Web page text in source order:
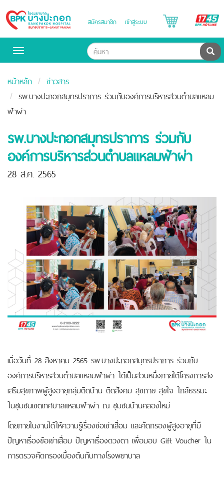
Bangpakok
Hospital
สมัครสมาชิก เข้าสู่ระบบ
Toggle
ค้น
หน้าหลัก
ข่าวสาร
รพ.บางปะกอกสมุทรปราการ ร่วมกับองค์การบริหารส่วนตำบลแหลม
ฟ้าผ่า
รพ.บางปะกอกสมุทรปราการ ร่วมกับ
องค์การบริหารส่วนตำบลแหลมฟ้าผ่า
28 ส.ค. 2565
เมื่อวันที่ 28 สิงหาคม 2565 รพ.บางปะกอกสมุทรปราการ ร่วมกับ
องค์การบริหารส่วนตำบลแหลมฟ้าผ่า ได้เป็นส่วนหนึ่งภายใต้โครงการส่ง
เสริมสุขภาพผู้สูงอายุกลุ่มติดบ้าน ติดสังคม สุขกาย สุขใจ ใกล้ธรรมะ
ในชุมชนเขตเทศบาลแหลมฟ้าผ่า ณ ชุมชนบ้านคลองใหม่
โดยภายในงานได้ให้ความรู้เรื่องข่อเข่าเสื่อม และคัดกรองผู้สูงอายุที่มี
ปัญหาเรื่องข้อเข่าเสื่อม ปัญหาเรื่องดวงตา เพื่อมอบ Gift Voucher ใน
การตรวจคัดกรองเบื้องต้นกับทางโรงพยาบาล